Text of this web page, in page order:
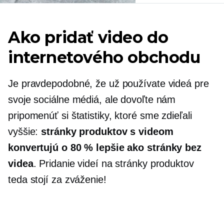
Ako pridať video do
internetového obchodu
Je pravdepodobné, že už používate videá pre
svoje sociálne médiá, ale dovoľte nám
pripomenúť si štatistiky, ktoré sme zdieľali
vyššie:stránky produktov s videom
konvertujú o 80 % lepšie ako stránky bez
videa. Pridanie videí na stránky produktov
teda stojí za zváženie!